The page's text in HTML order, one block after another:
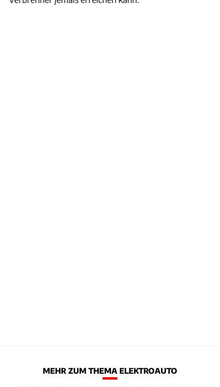
MEHR ZUM THEMA ELEKTROAUTO